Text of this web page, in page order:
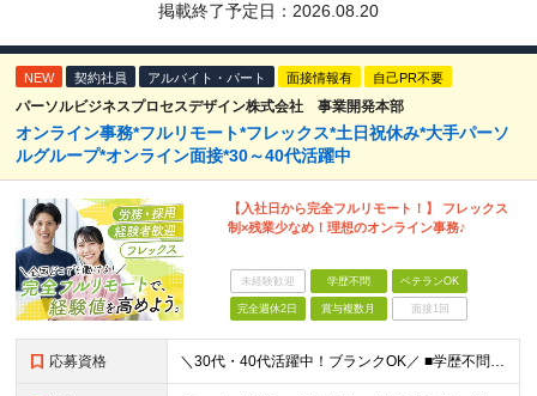
掲載終了予定日： 2026.08.20
NEW 契約社員 アルバイト・パート 面接情報有 自己PR不要
パーソルビジネスプロセスデザイン株式会社 事業開発本部
オンライン事務*フルリモート*フレックス*土日祝休み*大手パーソ
ルグループ*オンライン面接*30～40代活躍中
【入社日から完全フルリモート！】 フレックス
制×残業少なめ！理想のオンライン事務♪
未経験歓迎 学歴不問 ベテランOK
完全週休2日 賞与複数月 面接1回
応募資格 ＼30代・40代活躍中！ブランクOK／ ■学歴不問 ■採用・人事労務などバックオフィス業務のご経験が1年以上ある方 ■安定した通信環境（通信速度が10Mbps以上）をお持ちの方 ＼こんな方にピッタリ